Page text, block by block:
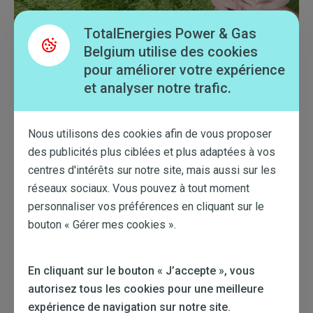
Le mix énergétique de TotalEnergies repose sur la
fourniture d’électricité pour nos clients particuliers
et professionnels.
La majorité de nos offres d’électricité pour la
maison sont certifiées vertes. Certaines
reposent sur de l'électricité dite grise, qui n’est pas
C’est pourquoi nous indiquons le mix énergétique
vert / gris par région et type de clientèles dans le
rapport sur notre mix énergétique global.
TotalEnergies Power & Gas
Belgium utilise des cookies
pour améliorer votre expérience
et analyser notre trafic.
Nous utilisons des cookies afin de vous proposer
des publicités plus ciblées et plus adaptées à vos
centres d'intérêts sur notre site, mais aussi sur les
réseaux sociaux. Vous pouvez à tout moment
personnaliser vos préférences en cliquant sur le
bouton « Gérer mes cookies ».
En cliquant sur le bouton « J’accepte », vous
autorisez tous les cookies pour une meilleure
expérience de navigation sur notre site.